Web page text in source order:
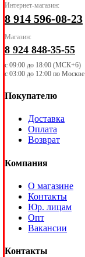
Интернет-магазин:
8 914 596-08-23
Магазин:
8 924 848-35-55
с 09:00 до 18:00 (МСК+6)
с 03:00 до 12:00 по Москве
Покупателю
Доставка
Оплата
Возврат
Компания
О магазине
Контакты
Юр. лицам
Опт
Вакансии
Контакты